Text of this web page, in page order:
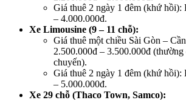
Giá thuê 2 ngày 1 đêm (khứ hồi):
– 4.000.000đ.
Xe Limousine (9 – 11 chỗ):
Giá thuê một chiều Sài Gòn –
2.500.000đ – 3.500.000đ
chuyến).
Giá thuê 2 ngày 1 đêm (khứ hồi):
– 5.000.000đ.
Xe 29 chỗ (Thaco Town, Samco):